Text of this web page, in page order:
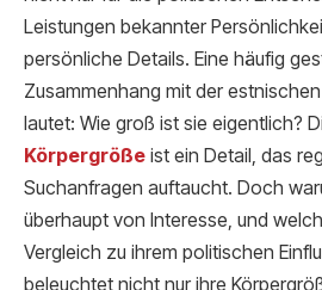
Leistungen bekannter
persönliche Details. Eine häufig
Zusammenhang mit der
lautet: Wie groß ist sie eigentlich?
Körpergröße ist ein Detail, das
Suchanfragen auftaucht. Doch
überhaupt von Interesse, und
Vergleich zu ihrem politischen
beleuchtet nicht nur ihre